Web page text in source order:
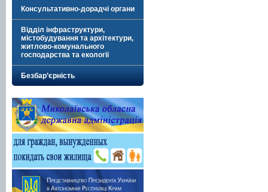
Консультативно-дорадчі органи
Відділ інфраструктури,
містобудування та архітектури,
житлово-комунального
господарства та екології
Безбар’єрність